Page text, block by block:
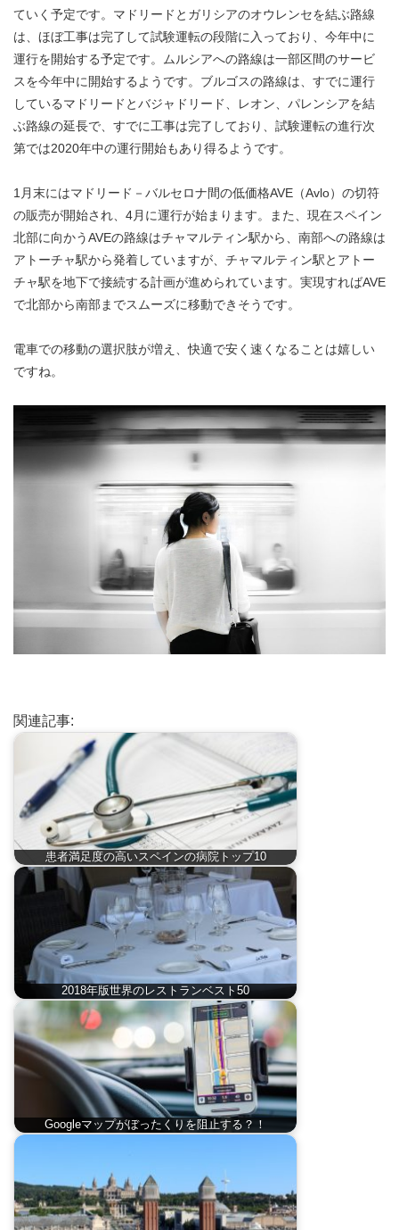
ていく予定です。マドリードとガリシアのオウレンセを結ぶ路線
は、ほぼ工事は完了して試験運転の段階に入っており、今年中に
運行を開始する予定です。ムルシアへの路線は一部区間のサービ
スを今年中に開始するようです。ブルゴスの路線は、すでに運行
しているマドリードとバジャドリード、レオン、パレンシアを結
ぶ路線の延長で、すでに工事は完了しており、試験運転の進行次
第では2020年中の運行開始もあり得るようです。
1月末にはマドリード－バルセロナ間の低価格AVE（Avlo）の切符
の販売が開始され、4月に運行が始まります。また、現在スペイン
北部に向かうAVEの路線はチャマルティン駅から、南部への路線は
アトーチャ駅から発着していますが、チャマルティン駅とアトー
チャ駅を地下で接続する計画が進められています。実現すればAVE
で北部から南部までスムーズに移動できそうです。
電車での移動の選択肢が増え、快適で安く速くなることは嬉しい
ですね。
関連記事:
患者満足度の高いスペインの病院トップ10
2018年版世界のレストランベスト50
Googleマップがぼったくりを阻止する？！